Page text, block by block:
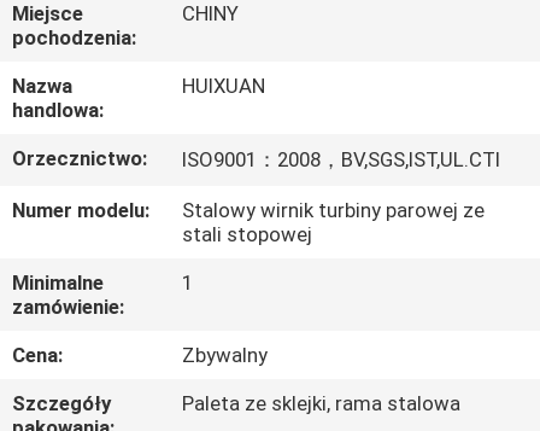
O
NAS
WYCIECZKA
PO
KONTROLA
JAKOŚCI
Miejsce
pochodzenia:
CHINY
Nazwa
handlowa:
HUIXUAN
Orzecznictwo: ISO9001：2008，BV,SGS,IST,UL.CTI
Numer modelu:
Stalowy wirnik turbiny parowej ze
stali stopowej
Minimalne
zamówienie:
1
Cena:
Zbywalny
Szczegóły
Paleta ze sklejki, rama stalowa